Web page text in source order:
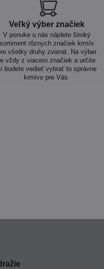
Veľký výber značiek
V ponuke u nás nájdete široký
sortiment rôznych značiek krmív
všetky druhy zvierat. Na výber
vždy z viacero značiek a určite
budete vedieť vybrať to správne
krmivo pre Vás.